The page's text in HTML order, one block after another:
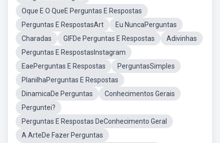
Oque E O QueE Perguntas E Respostas
Perguntas E RespostasArt
Eu NuncaPerguntas
Charadas
GIFDe Perguntas E Respostas
Adivinhas
Perguntas E RespostasInstagram
EaePerguntas E Respostas
PerguntasSimples
PlanilhaPerguntas E Respostas
DinamicaDe Perguntas
Conhecimentos Gerais
Perguntei?
Perguntas E Respostas DeConhecimento Geral
A ArteDe Fazer Perguntas